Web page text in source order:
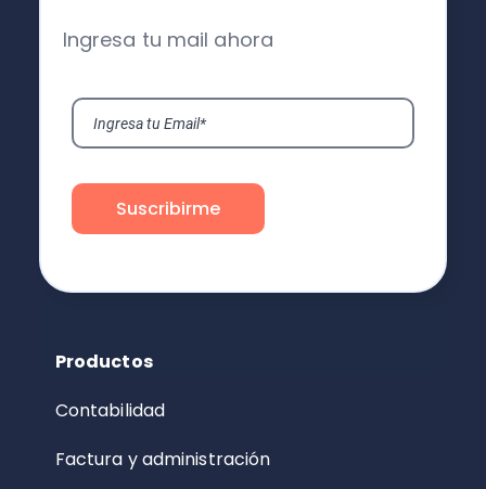
Ingresa tu mail ahora
Productos
Contabilidad
Factura y administración